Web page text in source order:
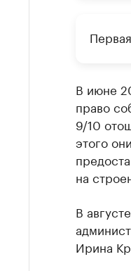
В июне
право
9/10
этого
на
В
Ирина